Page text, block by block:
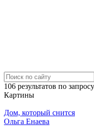
106 результатов по запросу
Картины
Дом, который снится
Ольга Енаева